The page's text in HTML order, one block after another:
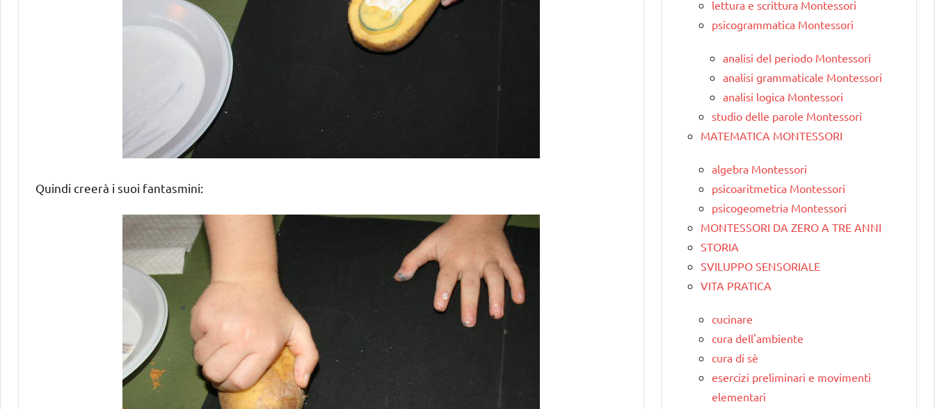
Quindi creerà i suoi fantasmini:
lettura e scrittura Montessori
psicogrammatica Montessori
analisi del periodo Montessori
analisi grammaticale Montessori
analisi logica Montessori
studio delle parole Montessori
MATEMATICA MONTESSORI
algebra Montessori
psicoaritmetica Montessori
psicogeometria Montessori
MONTESSORI DA ZERO A TRE ANNI
STORIA
SVILUPPO SENSORIALE
VITA PRATICA
cucinare
cura dell'ambiente
cura di sè
esercizi preliminari e movimenti
elementari